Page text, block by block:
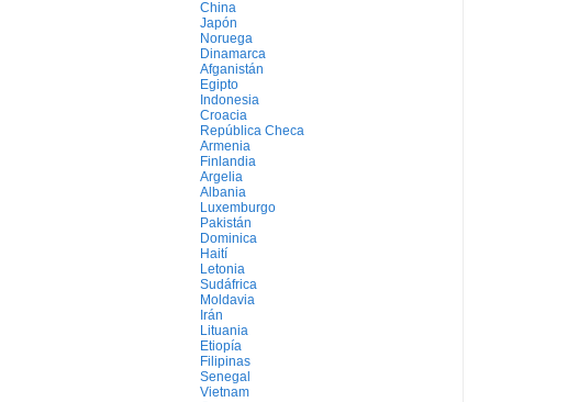
China
Japón
Noruega
Dinamarca
Afganistán
Egipto
Indonesia
Croacia
República Checa
Armenia
Finlandia
Argelia
Albania
Luxemburgo
Pakistán
Dominica
Haití
Letonia
Sudáfrica
Moldavia
Irán
Lituania
Etiopía
Filipinas
Senegal
Vietnam